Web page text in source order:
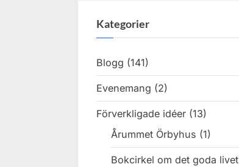
Kategorier
Blogg (141)
Evenemang (2)
Förverkligade idéer (13)
Årummet Örbyhus (1)
Bokcirkel om det goda livet